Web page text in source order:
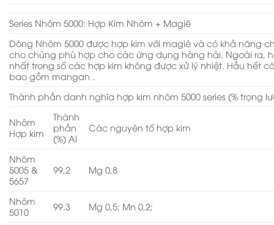
Series Nhôm 5000: Hợp Kim Nhôm + Magiê
Dòng Nhôm 5000 được hợp kim với magiê và có khả năng
cho chúng phù hợp cho các ứng dụng hàng hải. Ngoài ra,
nhất trong số các hợp kim không được xử lý nhiệt. Hầu hết
bao gồm mangan .
Thành phần danh nghĩa hợp kim nhôm 5000 series (% trọng
Nhôm
Hợp kim
Thành
phần
(%) Al
Các nguyên tố hợp kim
Nhôm
5005 &
5657
99,2 Mg 0,8
Nhôm
5010
99.3 Mg 0,5; Mn 0,2;